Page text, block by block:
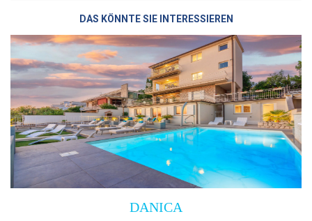
DAS KÖNNTE SIE INTERESSIEREN
DANICA